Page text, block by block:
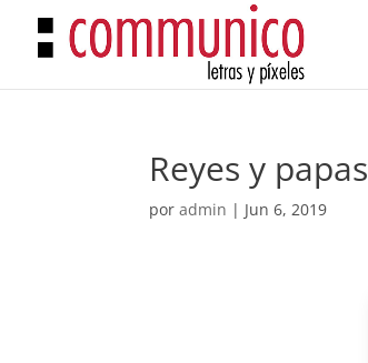
Reyes y papas
poradmin | Jun 6, 2019